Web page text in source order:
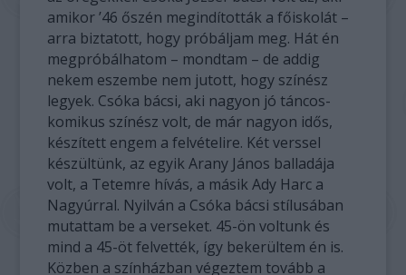
amikor ’46 őszén megindították a főiskolát –
arra biztatott, hogy próbáljam meg. Hát én
megpróbálhatom – mondtam – de addig
nekem eszembe nem jutott, hogy színész
legyek. Csóka bácsi, aki nagyon jó táncos-
komikus színész volt, de már nagyon idős,
készített engem a felvételire. Két verssel
készültünk, az egyik Arany János balladája
volt, a Tetemre hívás, a másik Ady Harc a
Nagyúrral. Nyilván a Csóka bácsi stílusában
mutattam be a verseket. 45-ön voltunk és
mind a 45-öt felvették, így bekerültem én is.
Közben a színházban végeztem tovább a